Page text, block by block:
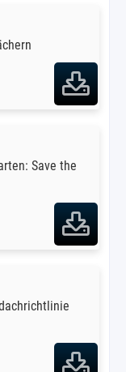
Save the